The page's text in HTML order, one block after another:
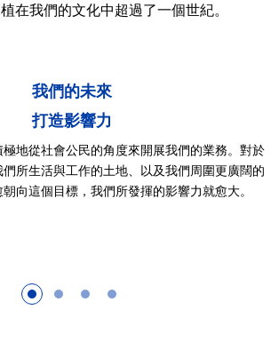
在我們的文化中超過了一個世紀。
我們的未來
打造影響力
地從社會公民的角度來開展我們的業務。對於
所生活與工作的土地、以及我們周圍更廣闊的
向這個目標，我們所發揮的影響力就愈大。